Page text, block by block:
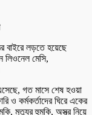
বাইরে লড়তে হয়েছে
লিওনেল মেসি,
গত মাসে শেষ হওয়া
ও কর্মকর্তাদের ঘিরে একের
মৃত্যুর হুমকি, অস্ত্র নিয়ে